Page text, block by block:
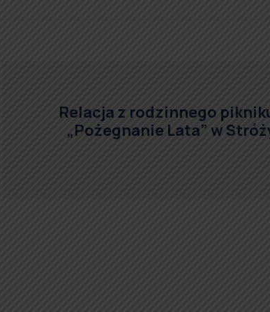
Relacja z rodzinnego
„Pożegnanie Lata” w